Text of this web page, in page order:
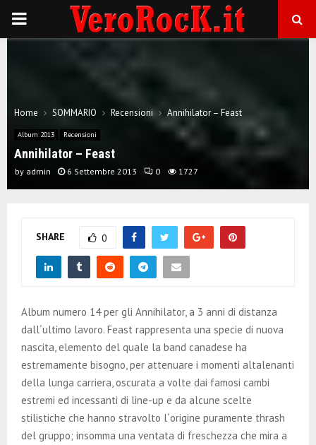
P
M
A
N
U
Home SOMMARIO Recensioni Annihilator – Feast
Album 2013 Recensioni
Annihilator – Feast
by admin 6 Settembre 2013 0 1727
SHARE 0
Album numero 14 per gli Annihilator, a 3 anni di distanza
dall´ultimo lavoro. Feast rappresenta una specie di nuova
nascita, elemento del quale la band canadese ha
estremamente bisogno, per attenuare i momenti altalenanti
della lunga carriera, oscurata a volte dai famosi cambi
estremi ed incessanti di line-up e da alcune scelte
stilistiche che hanno stravolto l´origine puramente thrash
del gruppo; insomma una ventata di freschezza che mira a